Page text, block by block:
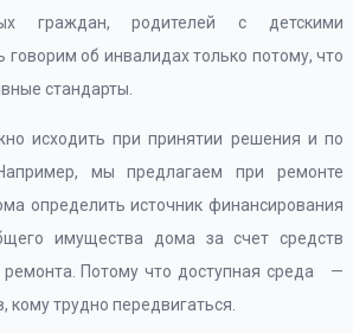
граждан, родителей с детскими
об инвалидах только потому, что
стандарты.
исходить при принятии решения и по
мы предлагаем при ремонте
определить источник финансирования
имущества дома за счет средств
ремонта. Потому что доступная среда —
кому трудно передвигаться.